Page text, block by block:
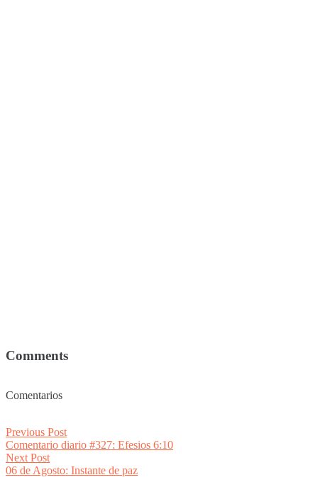
Comments
Comentarios
Post
navigation
Previous PostPrevious
post:
Comentario diario #327: Efesios 6:10
Next PostNext
post:
06 de Agosto: Instante de paz